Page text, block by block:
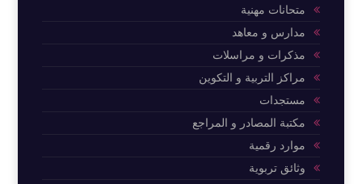
متحانات مهنية
مدارس و معاهد
مذكرات و مراسلات
مراكز التربية و التكوين
مستجدات
مكتبة المصادر و المراجع
موارد رقمية
وثائق تربوية